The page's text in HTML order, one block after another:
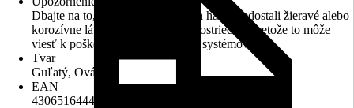
Dbajte na to, aby sa do prípojných hadíc nedostali žieravé alebo
korozívne látky, ako sú čistiace prostriedky, pretože to môže
viesť k poškodeniu vodovodných systémov
Tvar
Guľatý, Oválny
EAN
4306516444106